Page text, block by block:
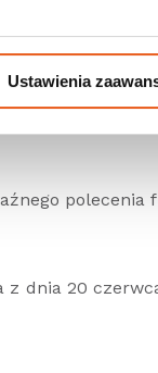
Ustawieniaaż do
polecenia
dnia 20